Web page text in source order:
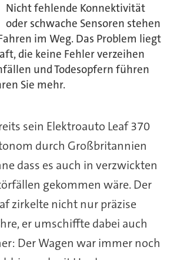
Nicht fehlende Konnektivität
oder schwache Sensoren stehen
im Weg. Das Problem liegt
die keine Fehler verzeihen
und Todesopfern führen
Sie mehr.
sein Elektroauto Leaf 370
durch Großbritannien
dass es auch in verzwickten
gekommen wäre. Der
zirkelte nicht nur präzise
er umschiffte dabei auch
Der Wagen war immer noch